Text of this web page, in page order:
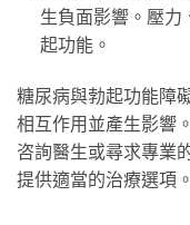
生負面影響。壓力
起功能。
糖尿病與勃起功能障
相互作用並產生影響
咨詢醫生或尋求專業
提供適當的治療選項。